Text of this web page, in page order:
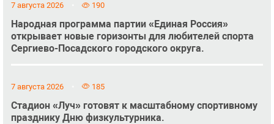
7 августа 2026 190
Народная программа партии «Единая Россия»
открывает новые горизонты для любителей спорта
Сергиево-Посадского городского округа.
7 августа 2026 185
Стадион «Луч» готовят к масштабному спортивному
празднику Дню физкультурника.